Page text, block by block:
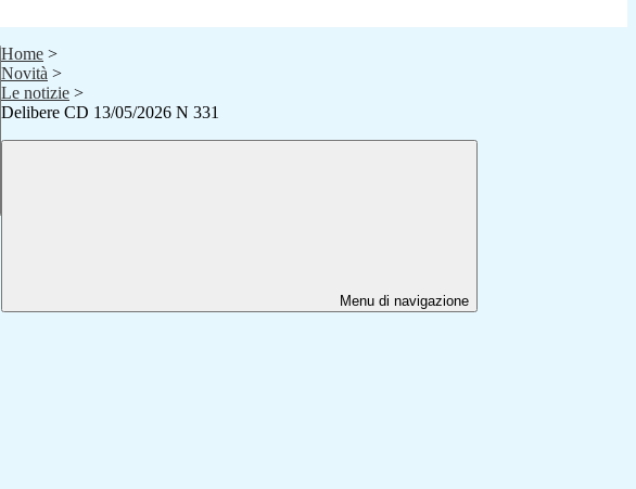
Home >
Novità >
Le notizie >
Delibere CD 13/05/2026 N 331
Menu di navigazione